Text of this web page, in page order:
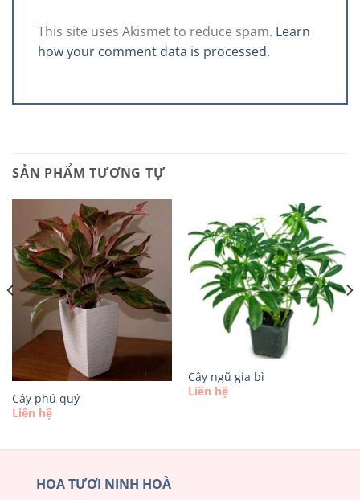
This site uses Akismet to reduce spam. Learn
how your comment data is processed.
SẢN PHẨM TƯƠNG TỰ
Cây phú quý
Liên hệ
Cây ngũ gia bì
Liên hệ
HOA TƯƠI NINH HOÀ